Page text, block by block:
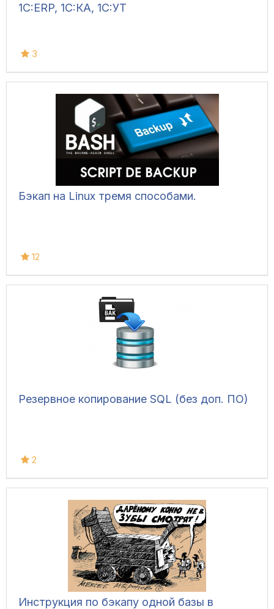
1C:ERP, 1C:КА, 1C:УТ
3
Бэкап на Linux тремя способами.
12
Резервное копирование SQL (без доп. ПО)
2
Инструкция по бэкапу одной базы в